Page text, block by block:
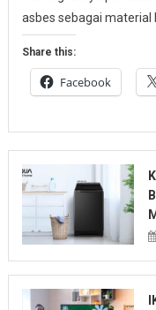
asbes sebagai material
Share this:
Facebook